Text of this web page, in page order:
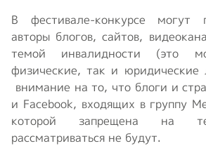
В фестивале-конкурсе могут
авторы блогов, сайтов,
темой инвалидности (это
физические, так и
внимание на то, что блоги и
и Facebook, входящих в группу
которой запрещена на
рассматриваться не будут.